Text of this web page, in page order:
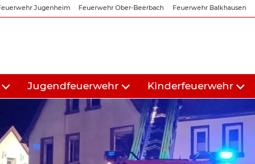
Jugenheim Feuerwehr Ober-Beerbach Feuerwehr Balkhausen
Jugendfeuerwehr Kinderfeuerwehr